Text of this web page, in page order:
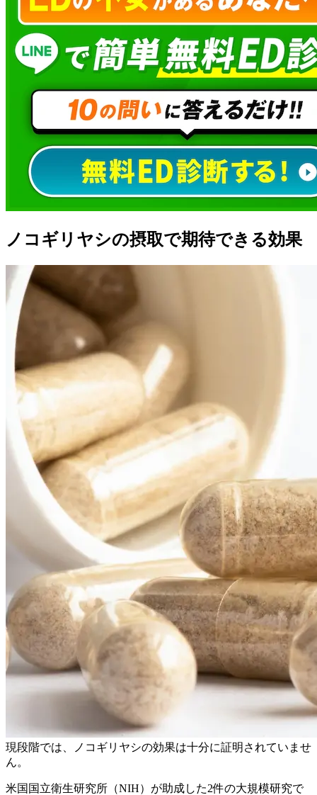
ノコギリヤシの摂取で期待できる効果
現段階では、ノコギリヤシの効果は十分に証明されていませ
ん。
米国国立衛生研究所（NIH）が助成した2件の大規模研究で